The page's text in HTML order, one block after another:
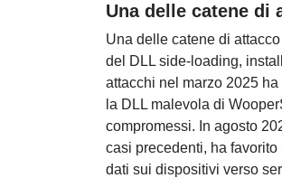
Una delle catene di
Una delle catene di
del DLL side-loading,
attacchi nel marzo 2025
la DLL malevola di
compromessi. In agosto
casi precedenti, ha
dati sui dispositivi verso